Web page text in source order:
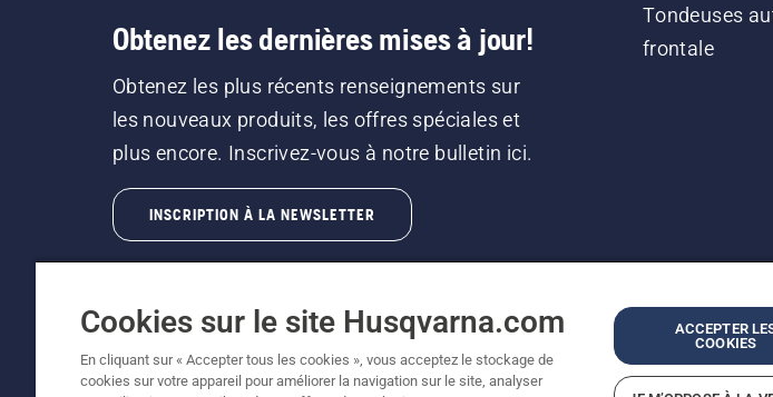
Obtenez les dernières mises à jour!
Obtenez les plus récents renseignements sur
les nouveaux produits, les offres spéciales et
plus encore. Inscrivez-vous à notre bulletin ici.
INSCRIPTION À LA NEWSLETTER
Tondeuses
frontale
Cookies sur le site Husqvarna.com
En cliquant sur « Accepter tous les cookies », vous acceptez le stockage de
cookies sur votre appareil pour améliorer la navigation sur le site, analyser
ACCEPTER
COOKIES